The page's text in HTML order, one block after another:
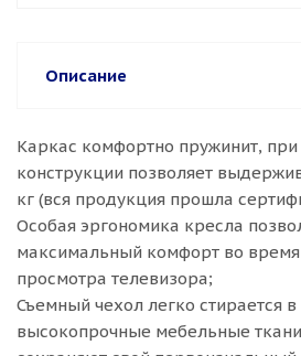
Описание
Каркас комфортно пружинит, при
конструкции позволяет
кг (вся продукция прошла
Особая эргономика кресла
максимальный комфорт во
просмотра телевизора;
Съемный чехол легко стирается
высокопрочные мебельные